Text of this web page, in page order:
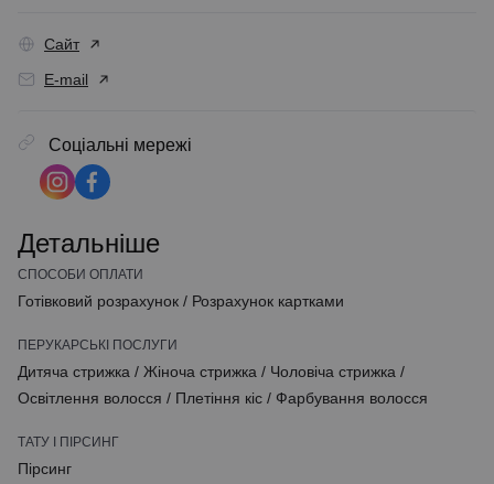
Сайт
E-mail
Соціальні мережі
Детальніше
СПОСОБИ ОПЛАТИ
Готівковий розрахунок / Розрахунок картками
ПЕРУКАРСЬКІ ПОСЛУГИ
Дитяча стрижка / Жіноча стрижка / Чоловіча стрижка /
Освітлення волосся / Плетіння кіс / Фарбування волосся
ТАТУ І ПІРСИНГ
Пірсинг